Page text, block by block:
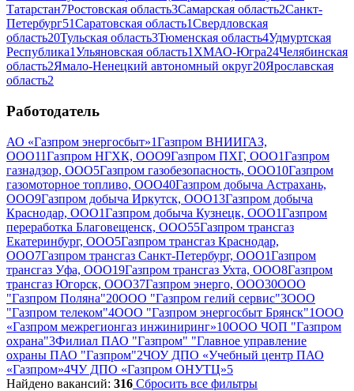
Татарстан7Ростовская область3Самарская область2Санкт-
Петербург51Саратовская область1Свердловская
область20Тульская область3Тюменская область4Удмуртская
Республика1Ульяновская область1 ХМАО-Югра24Челябинская
область2Ямало-Ненецкий автономный округ20Ярославская
область2
Работодатель
АО «Газпром энергосбыт»1Газпром ВНИИГАЗ,
ООО11Газпром НГХК, ООО9Газпром ПХГ, ООО1Газпром
газнадзор, ООО5Газпром газобезопасность, ООО10Газпром
газомоторное топливо, ООО40Газпром добыча Астрахань,
ООО9Газпром добыча Иркутск, ООО13Газпром добыча
Краснодар, ООО1Газпром добыча Кузнецк, ООО1Газпром
переработка Благовещенск, ООО55Газпром трансгаз
Екатеринбург, ООО5Газпром трансгаз Краснодар,
ООО7Газпром трансгаз Санкт-Петербург, ООО1Газпром
трансгаз Уфа, ООО19Газпром трансгаз Ухта, ООО8Газпром
трансгаз Югорск, ООО37Газпром энерго, ООО30ООО
"Газпром Поляна"20ООО "Газпром гелий сервис"3ООО
"Газпром телеком"4ООО "Газпром энергосбыт Брянск"1ООО
«Газпром межрегионгаз инжиниринг»10ООО ЧОП "Газпром
охрана"3Филиал ПАО "Газпром" "Главное управление
охраны ПАО "Газпром"2ЧОУ ДПО «Учебный центр ПАО
«Газпром»4ЧУ ДПО «Газпром ОНУТЦ»5
Найдено вакансий: 316 Сбросить все фильтры